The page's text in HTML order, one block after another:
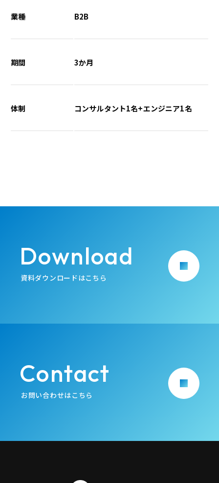
業種 B2B
期間 3か月
体制 コンサルタント1名+エンジニア1名
Download
資料ダウンロードはこちら
arrow_forward
Contact
お問い合わせはこちら
arrow_forward